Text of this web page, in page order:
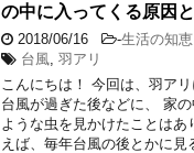
の中に入ってくる原因
2018/06/16 -生活の知恵
台風 羽アリ
こんにちは！ 今回は、羽アリ
台風が過ぎた後などに、 家
ような虫を見かけたことは
えば、毎年台風の後とかに見